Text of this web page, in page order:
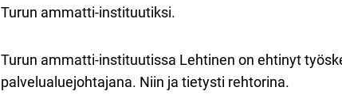
Turun ammatti-instituutiksi.
Turun ammatti-instituutissa Lehtinen on ehtinyt
palvelualuejohtajana. Niin ja tietysti rehtorina.